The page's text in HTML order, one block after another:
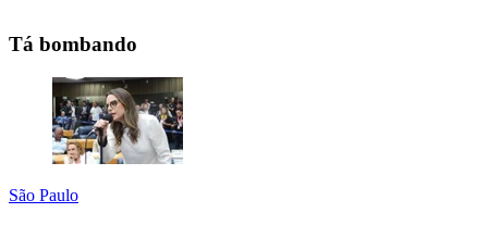
Tá bombando
São Paulo